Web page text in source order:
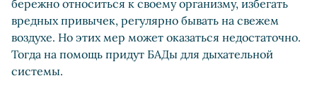
бережно относиться к своему организму, избегать
вредных привычек, регулярно бывать на свежем
воздухе. Но этих мер может оказаться недостаточно.
Тогда на помощь придут БАДы для дыхательной
системы.